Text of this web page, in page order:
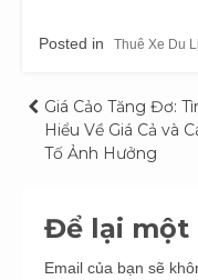
Posted in Thuê Xe Du
Điều
hướng
viết
Giá Cảo Tăng Đơ:
Hiểu Về Giá Cả và
Tố Ảnh Hưởng
Để lại một
Email của bạn sẽ